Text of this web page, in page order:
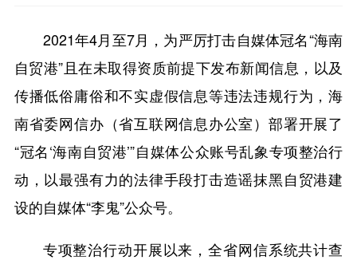
2021年4月至7月，为严厉打击自媒体冠名“海南
自贸港”且在未取得资质前提下发布新闻信息，以及
传播低俗庸俗和不实虚假信息等违法违规行为，海
南省委网信办（省互联网信息办公室）部署开展了
“冠名‘海南自贸港’”自媒体公众账号乱象专项整治行
动，以最强有力的法律手段打击造谣抹黑自贸港建
设的自媒体“李鬼”公众号。
专项整治行动开展以来，全省网信系统共计查